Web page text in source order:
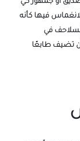
أو جمهور كي
فيها كأنه
في
تضيف طابعًا